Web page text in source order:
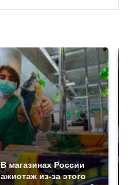
В магазинах России
ажиотаж из-за этого